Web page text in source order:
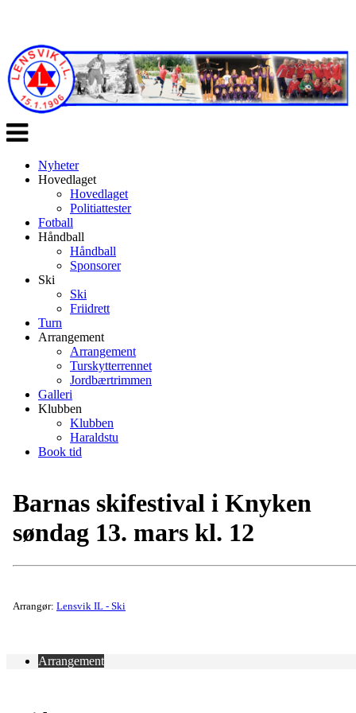
Veksle
navigasjon
Nyheter
Hovedlaget
Hovedlaget
Politiattester
Fotball
Håndball
Håndball
Sponsorer
Ski
Ski
Friidrett
Turn
Arrangement
Arrangement
Turskytterrennet
Jordbærtrimmen
Galleri
Klubben
Klubben
Haraldstu
Book tid
Barnas skifestival i Knyken
søndag 13. mars kl. 12
Arrangør: Lensvik IL - Ski
Arrangement